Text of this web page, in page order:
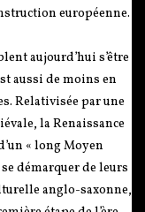
européenne.
aujourd’hui s’être
aussi de moins en
Relativisée par une
la Renaissance
« long Moyen
démarquer de leurs
anglo-saxonne,